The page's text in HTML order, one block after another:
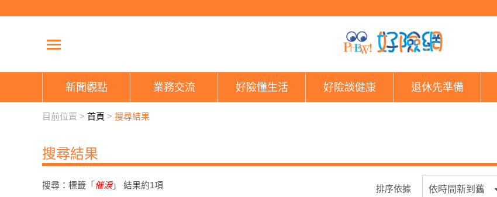
新聞觀點 業務交流 好險懂生活 好險談健康 退休先準備
目前位置 > 首頁 > 搜尋結果
搜尋結果
搜尋：標籤「 催淚」 結果約1項 排序依據